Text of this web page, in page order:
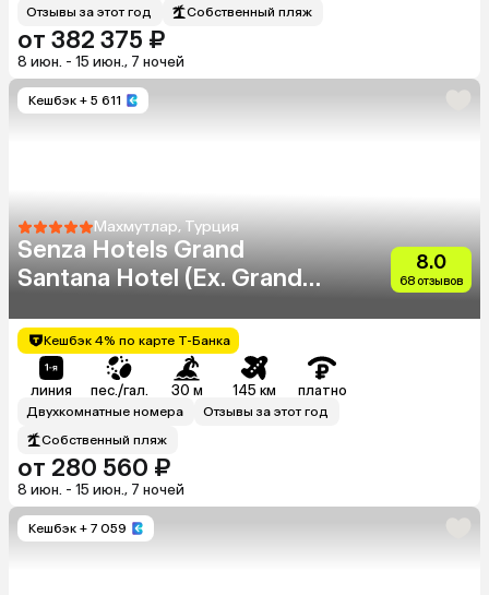
Отзывы за этот год Собственный пляж
от 382 375 ₽
8 июн. - 15 июн., 7 ночей
Кешбэк + 5 611
Махмутлар, Турция
Senza Hotels Grand
Santana Hotel (Ex. Grand
8.0
68 отзывов
Кешбэк 4% по карте Т-Банка
линия пес./гал. 30 м 145 км платно
Двухкомнатные номера
Отзывы за этот год
Собственный пляж
от 280 560 ₽
8 июн. - 15 июн., 7 ночей
Кешбэк + 7 059